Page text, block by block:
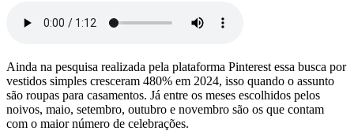
Ainda na pesquisa realizada pela plataforma Pinterest essa busca por
vestidos simples cresceram 480% em 2024, isso quando o assunto
são roupas para casamentos. Já entre os meses escolhidos pelos
noivos, maio, setembro, outubro e novembro são os que contam
com o maior número de celebrações.